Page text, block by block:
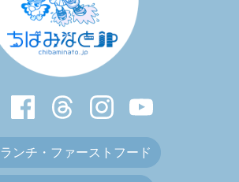
ランチ・ファーストフード